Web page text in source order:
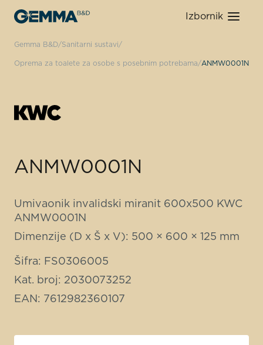
Izbornik
Gemma B&D Sanitarni sustavi
Oprema za toalete za osobe s posebnim potrebama ANMW0001N
ANMW0001N
Umivaonik invalidski miranit 600x500 KWC
ANMW0001N
Dimenzije (D x Š x V): 500 × 600 × 125 mm
Šifra: FS0306005
Kat. broj: 2030073252
EAN: 7612982360107